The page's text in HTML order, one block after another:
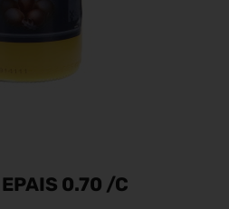
0.70 /C